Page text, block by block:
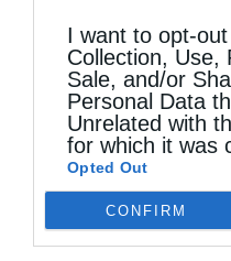
I want to opt-
Collection, Use,
Sale, and/or
Personal Data
Unrelated with
for which it was
Opted Out
CONFIRM
Φθιώτιδος Συμεών: Η